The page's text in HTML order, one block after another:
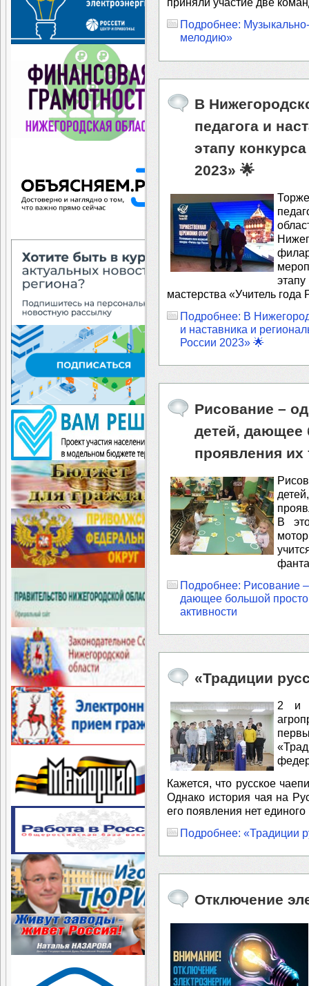
Подробнее:
мелодию»
В
педагога и
этапу
2023» 🌟
мастерства «Учитель года
Подробнее: В
и наставника и
России 2023» 🌟
Рисование –
детей, дающее
проявления их
⁣‍В
Подробнее: Рисование
дающее большой
активности
«Традиции
2 и
Кажется, что русское
Однако история чая на
его появления нет
Подробнее: «Традиции
Отключение